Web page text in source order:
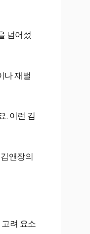
넘어섰
나 재벌
. 이런 김
앤장의
려 요소